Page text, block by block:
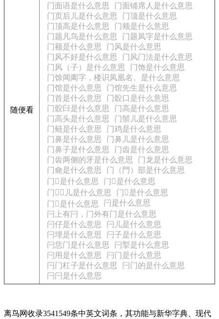
随便看
门面语是什么意思
门面铺席人是什么意思
门页后儿是什么意思
门顶是什么意思
门顶高是什么意思
门颊是什么意思
门题凡鸟是什么意思
门题凤字是什么意思
门额是什么意思
门风是什么意思
门风不好是什么意思
门风门法是什么意思
门风（子）是什么意思
门饰是什么意思
门馀阊阖字，楼识凤凰名。是什么意思
门馆是什么意思
门馆先生是什么意思
门首是什么意思
门骹口是什么意思
门骹臼是什么意思
门高是什么意思
门高头是什么意思
门鬃儿是什么意思
门鲢是什么意思
门鸡是什么意思
门鼻是什么意思
门鼻儿是什么意思
门鼻子是什么意思
门齿是什么意思
门齿两侧的牙是什么意思
门龙是什么意思
门龠是什么意思
门（門）部是什么意思
门𡎻是什么意思
门𨰭是什么意思
门𨱊𨱊儿是什么意思
门𩕄是什么意思
门𫔴是什么意思
闩是什么意思
闩上有闩，门外有门是什么意思
闩仔是什么意思
闩儿是什么意思
闩埋是什么意思
闩子是什么意思
闩恁门是什么意思
闩掣是什么意思
闩用是什么意思
闩门是什么意思
闩门杠子是什么意思
闩门的是什么意思
闩闩是什么意思
离鸟网收录3541549条中英文词条，其功能与新华字典、现代